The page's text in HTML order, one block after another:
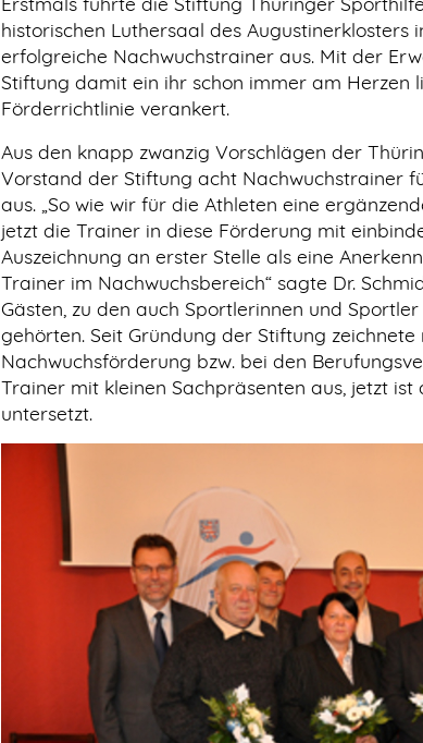
historischen Luthersaal des
erfolgreiche Nachwuchstrainer aus. Mit der
Stiftung damit ein ihr schon immer am Herzen
Förderrichtlinie verankert.
Aus den knapp zwanzig Vorschlägen der
Vorstand der Stiftung acht Nachwuchstrainer
aus. „So wie wir für die Athleten eine
jetzt die Trainer in diese Förderung mit
Auszeichnung an erster Stelle als eine
Trainer im Nachwuchsbereich“ sagte Dr.
Gästen, zu den auch Sportlerinnen und
gehörten. Seit Gründung der Stiftung
Nachwuchsförderung bzw. bei den
Trainer mit kleinen Sachpräsenten aus, jetzt
untersetzt.